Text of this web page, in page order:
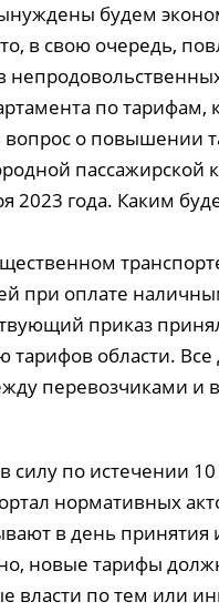
будем
в свою очередь,
по тарифам,
вопрос о повышении
пассажирской
2023 года. Каким
при оплате
приказ
области. Все
перевозчиками и
силу по истечении
нормативных
в день
новые тарифы
власти по тем или